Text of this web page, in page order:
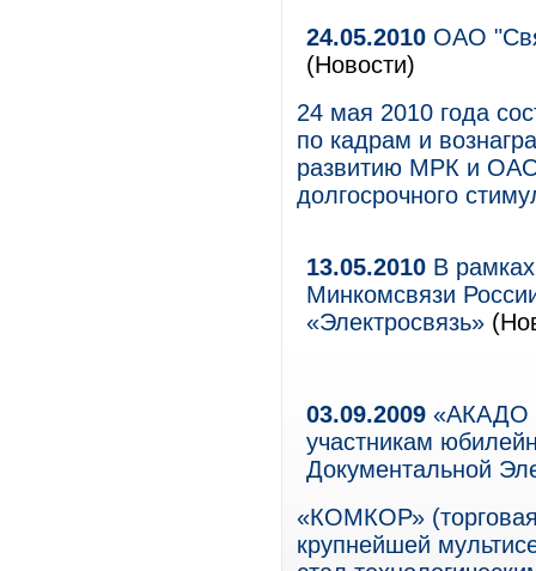
24.05.2010 ОАО
(Новости)
24 мая 2010 года
по кадрам и
развитию МРК и ОАО
долгосрочного
13.05.2010 В
Минкомсвязи
«Электросвязь»
03.09.2009 «АКАДО
участникам
Документальной
«КОМКОР»
крупнейшей